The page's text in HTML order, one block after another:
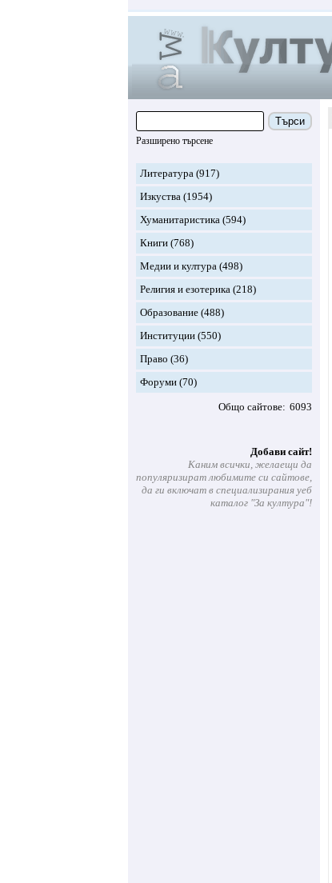
Търси
Разширено търсене
Литература (917)
Изкуства (1954)
Хуманитаристика (594)
Книги (768)
Медии и култура (498)
Религия и езотерика (218)
Образование (488)
Институции (550)
Право (36)
Форуми (70)
Общо сайтове 6093
Добави сайт!
Каним всички, желаещи да
популяризират любимите си сайтове,
да ги включат в специализирания уеб
каталог "За култура"!